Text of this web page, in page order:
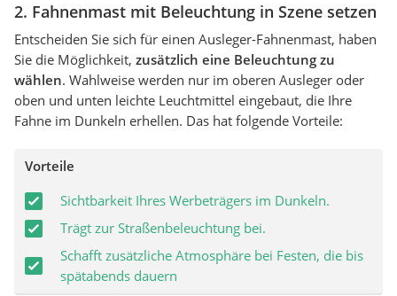
2. Fahnenmast mit Beleuchtung in Szene setzen
Entscheiden Sie sich für einen Ausleger-Fahnenmast, haben
Sie die Möglichkeit, zusätzlich eine Beleuchtung zu
wählen. Wahlweise werden nur im oberen Ausleger oder
oben und unten leichte Leuchtmittel eingebaut, die Ihre
Fahne im Dunkeln erhellen. Das hat folgende Vorteile:
Vorteile
Sichtbarkeit Ihres Werbeträgers im Dunkeln.
Trägt zur Straßenbeleuchtung bei.
Schafft zusätzliche Atmosphäre bei Festen, die bis
spätabends dauern